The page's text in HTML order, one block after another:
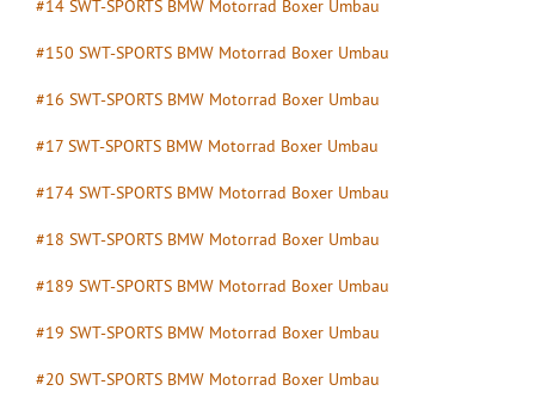
#14 SWT-SPORTS BMW Motorrad Boxer Umbau
#150 SWT-SPORTS BMW Motorrad Boxer Umbau
#16 SWT-SPORTS BMW Motorrad Boxer Umbau
#17 SWT-SPORTS BMW Motorrad Boxer Umbau
#174 SWT-SPORTS BMW Motorrad Boxer Umbau
#18 SWT-SPORTS BMW Motorrad Boxer Umbau
#189 SWT-SPORTS BMW Motorrad Boxer Umbau
#19 SWT-SPORTS BMW Motorrad Boxer Umbau
#20 SWT-SPORTS BMW Motorrad Boxer Umbau